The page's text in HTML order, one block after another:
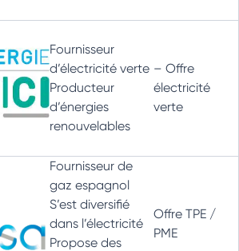
Fournisseur
d’électricité verte
Producteur
d’énergies
renouvelables
– Offre
électricité
verte
Fournisseur de
gaz espagnol
S’est diversifié
dans l’électricité
Propose des
Offre TPE /
PME